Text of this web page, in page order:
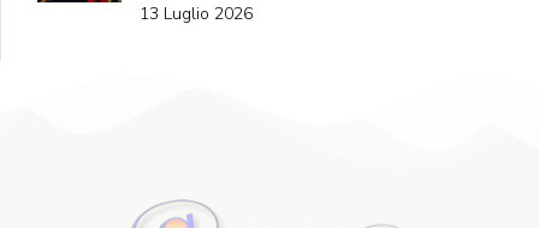
13 Luglio 2026